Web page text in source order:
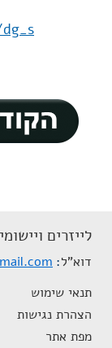
לייזרים
דוא"ל
תנאי שימוש
הצהרת נגישות
מפת אתר